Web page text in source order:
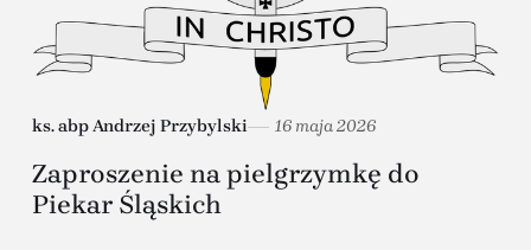
ks. abp Andrzej Przybylski 16 maja 2026
Zaproszenie na pielgrzymkę do
Piekar Śląskich